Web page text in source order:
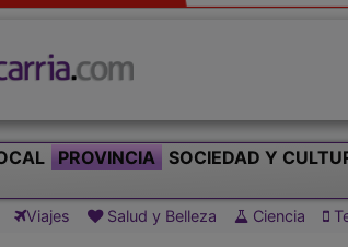
PROVINCIA SOCIEDAD Y
Viajes Salud y Belleza Ciencia